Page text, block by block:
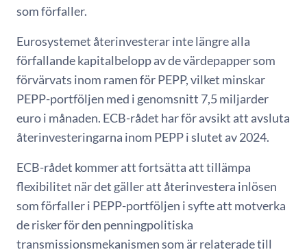
som förfaller.
Eurosystemet återinvesterar inte längre alla
förfallande kapitalbelopp av de värdepapper som
förvärvats inom ramen för PEPP, vilket minskar
PEPP-portföljen med i genomsnitt 7,5 miljarder
euro i månaden. ECB-rådet har för avsikt att avsluta
återinvesteringarna inom PEPP i slutet av 2024.
ECB-rådet kommer att fortsätta att tillämpa
flexibilitet när det gäller att återinvestera inlösen
som förfaller i PEPP-portföljen i syfte att motverka
de risker för den penningpolitiska
transmissionsmekanismen som är relaterade till